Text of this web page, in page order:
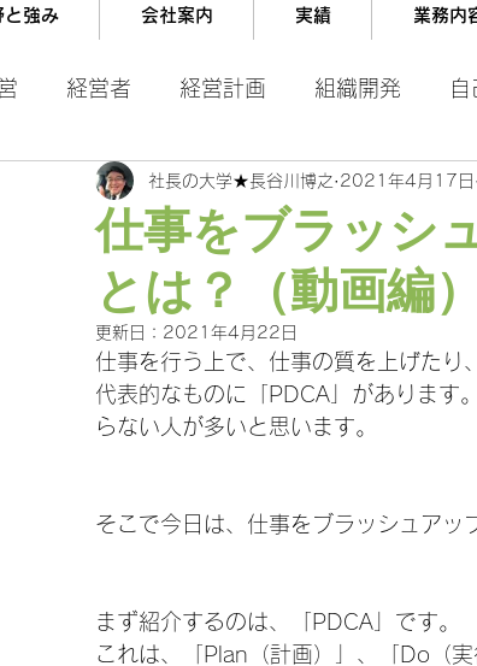
と強み 会社案内 実績 業務内
経営者 経営計画 組織開発
マネジメント 営業ツール
仕事をブラッシ
とは？（動画編）
社長の大学★長谷川博之 2021年4月17日
更新日： 2021年4月22日
仕事を行う上で、仕事の質を上げたり
代表的なものに「PDCA」があります
らない人が多いと思います。
そこで今日は、仕事をブラッシュアッ
まず紹介するのは、「PDCA」です。
これは、「Plan（計画）」、「Do（